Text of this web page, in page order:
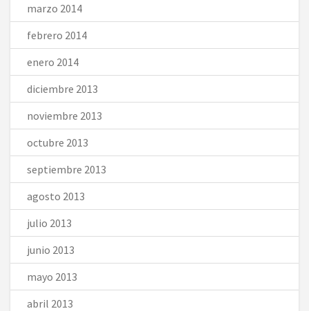
marzo 2014
febrero 2014
enero 2014
diciembre 2013
noviembre 2013
octubre 2013
septiembre 2013
agosto 2013
julio 2013
junio 2013
mayo 2013
abril 2013